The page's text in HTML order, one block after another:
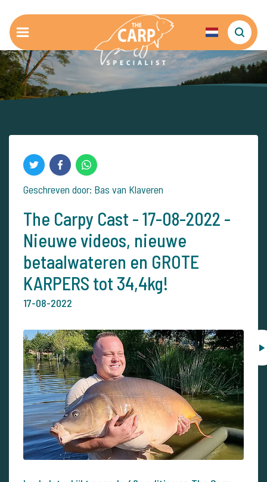
Geschreven door: Bas van Klaveren
The Carpy Cast - 17-08-2022 -
Nieuwe videos, nieuwe
betaalwateren en GROTE
KARPERS tot 34,4kg!
17-08-2022